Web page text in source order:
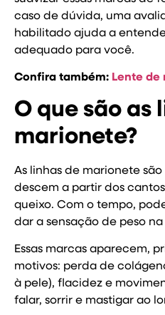
caso de dúvida, uma
habilitado ajuda a
adequado para você.
Confira também: Lente de
O que são as
marionete?
As linhas de marionete
descem a partir dos
queixo. Com o tempo,
dar a sensação de peso
Essas marcas aparecem,
motivos: perda de
à pele), flacidez e
falar, sorrir e mastigar ao